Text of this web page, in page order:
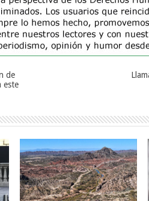
de
este